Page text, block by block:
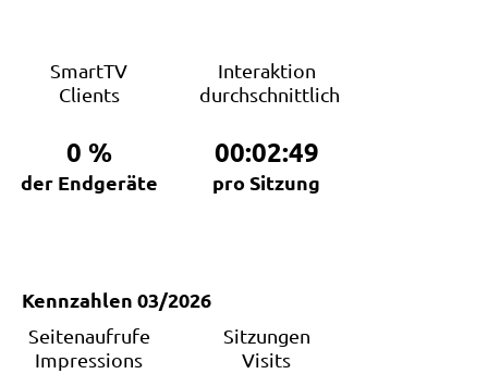
SmartTV
Clients
0 %
der Endgeräte
Interaktion
durchschnittlich
00:02:49
pro Sitzung
Kennzahlen 03/2026
Seitenaufrufe
Impressions
Sitzungen
Visits